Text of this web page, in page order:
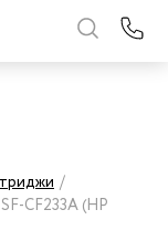
/
CF233A (HP